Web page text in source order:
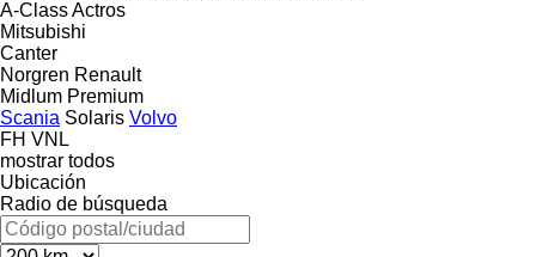
A-ClassActros
Mitsubishi
Canter
Norgren Renault
Midlum Premium
Scania Solaris Volvo
FH VNL
mostrar todos
Ubicación
Radio de búsqueda